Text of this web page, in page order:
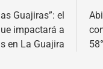
Guajiras”: el
impactará a
en La Guajira